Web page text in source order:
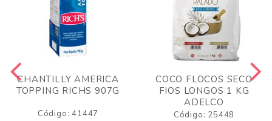
CHANTILLY AMERICA
TOPPING RICHS 907G
Código: 41447
COCO FLOCOS SECO
FIOS LONGOS 1 KG
ADELCO
Código: 25448